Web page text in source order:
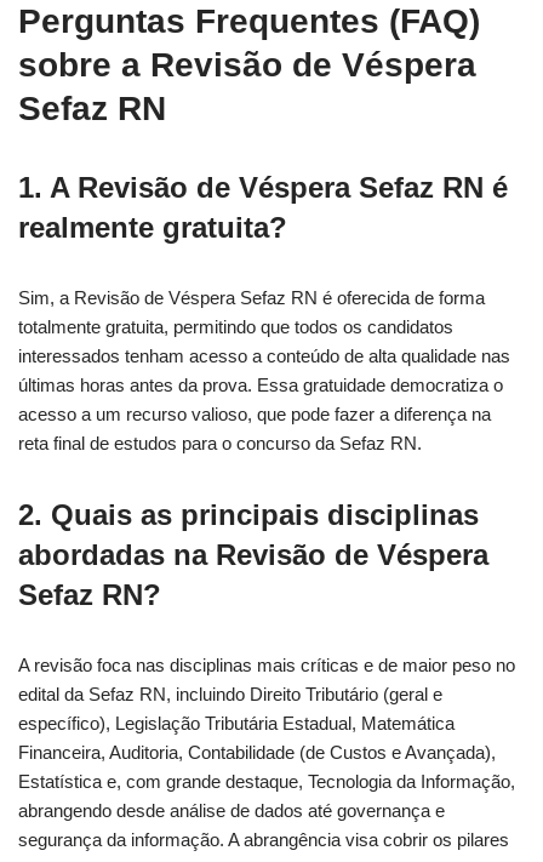
Perguntas Frequentes (FAQ)
sobre a Revisão de Véspera
Sefaz RN
1. A Revisão de Véspera Sefaz RN é
realmente gratuita?
Sim, a Revisão de Véspera Sefaz RN é oferecida de forma
totalmente gratuita, permitindo que todos os candidatos
interessados tenham acesso a conteúdo de alta qualidade nas
últimas horas antes da prova. Essa gratuidade democratiza o
acesso a um recurso valioso, que pode fazer a diferença na
reta final de estudos para o concurso da Sefaz RN.
2. Quais as principais disciplinas
abordadas na Revisão de Véspera
Sefaz RN?
A revisão foca nas disciplinas mais críticas e de maior peso no
edital da Sefaz RN, incluindo Direito Tributário (geral e
específico), Legislação Tributária Estadual, Matemática
Financeira, Auditoria, Contabilidade (de Custos e Avançada),
Estatística e, com grande destaque, Tecnologia da Informação,
abrangendo desde análise de dados até governança e
segurança da informação. A abrangência visa cobrir os pilares